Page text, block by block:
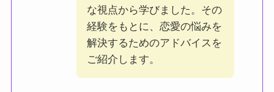
な視点から学びました。その
経験をもとに、恋愛の悩みを
解決するためのアドバイスを
ご紹介します。